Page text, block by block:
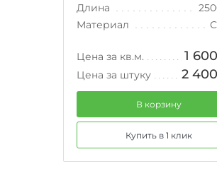
Длина
Материал
Цена за кв.м. 1 600
Цена за штуку
2 400
В корзину
Купить в 1 клик